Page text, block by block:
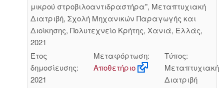
μικρού στροβιλοαντιδραστήρα", Μεταπτυχιακή
Διατριβή, Σχολή Μηχανικών Παραγωγής και
Διοίκησης, Πολυτεχνείο Κρήτης, Χανιά, Ελλάς,
2021
Έτος
δημοσίευσης:
2021
Μεταφόρτωση:
Αποθετήριο
Τύπος:
Μεταπτυχιακή
Διατριβή